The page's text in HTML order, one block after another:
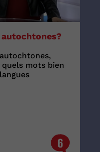
quels mots bien
6